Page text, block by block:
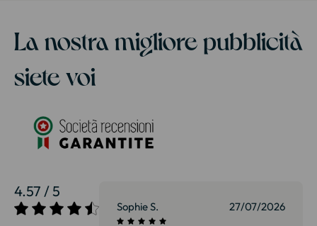
La nostra migliore pubblicità
siete voi
4.57 / 5
27/07/2026 Sophie S. 27/07/2026